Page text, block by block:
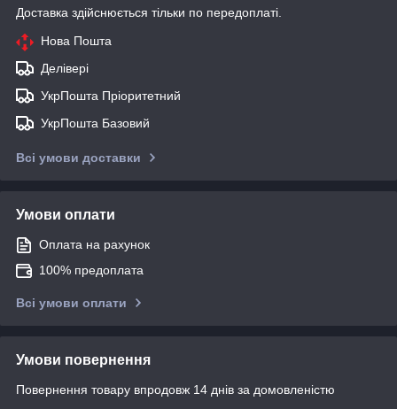
Доставка здійснюється тільки по передоплаті.
Нова Пошта
Делівері
УкрПошта Пріоритетний
УкрПошта Базовий
Всі умови доставки
Умови оплати
Оплата на рахунок
100% предоплата
Всі умови оплати
Умови повернення
Повернення товару впродовж 14 днів за домовленістю